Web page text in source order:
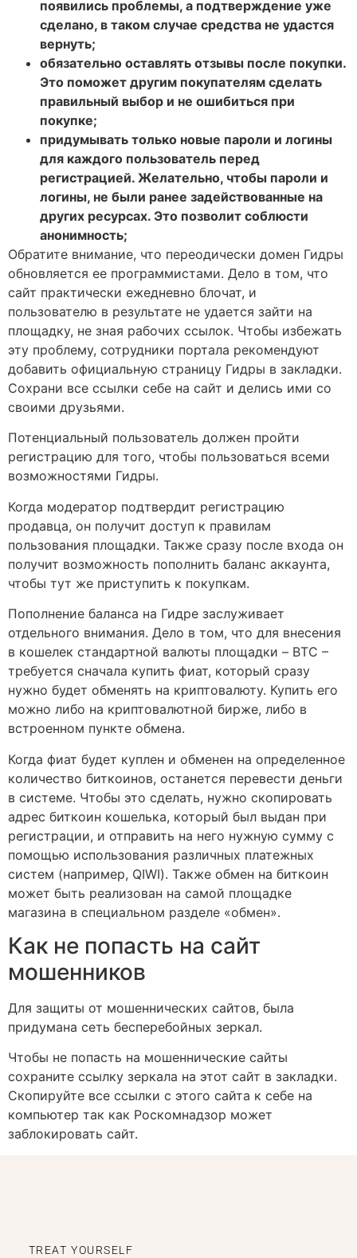
появились проблемы, а подтверждение уже
сделано, в таком случае средства не удастся
вернуть;
обязательно оставлять отзывы после покупки.
Это поможет другим покупателям сделать
правильный выбор и не ошибиться при
покупке;
придумывать только новые пароли и логины
для каждого пользователь перед
регистрацией. Желательно, чтобы пароли и
логины, не были ранее задействованные на
других ресурсах. Это позволит соблюсти
анонимность;
Обратите внимание, что переодически домен Гидры
обновляется ее программистами. Дело в том, что
сайт практически ежедневно блочат, и
пользователю в результате не удается зайти на
площадку, не зная рабочих ссылок. Чтобы избежать
эту проблему, сотрудники портала рекомендуют
добавить официальную страницу Гидры в закладки.
Сохрани все ссылки себе на сайт и делись ими со
своими друзьями.
Потенциальный пользователь должен пройти
регистрацию для того, чтобы пользоваться всеми
возможностями Гидры.
Когда модератор подтвердит регистрацию
продавца, он получит доступ к правилам
пользования площадки. Также сразу после входа он
получит возможность пополнить баланс аккаунта,
чтобы тут же приступить к покупкам.
Пополнение баланса на Гидре заслуживает
отдельного внимания. Дело в том, что для внесения
в кошелек стандартной валюты площадки – BTC –
требуется сначала купить фиат, который сразу
нужно будет обменять на криптовалюту. Купить его
можно либо на криптовалютной бирже, либо в
встроенном пункте обмена.
Когда фиат будет куплен и обменен на определенное
количество биткоинов, останется перевести деньги
в системе. Чтобы это сделать, нужно скопировать
адрес биткоин кошелька, который был выдан при
регистрации, и отправить на него нужную сумму с
помощью использования различных платежных
систем (например, QIWI). Также обмен на биткоин
может быть реализован на самой площадке
магазина в специальном разделе «обмен».
Как не попасть на сайт
мошенников
Для защиты от мошеннических сайтов, была
придумана сеть бесперебойных зеркал.
Чтобы не попасть на мошеннические сайты
сохраните ссылку зеркала на этот сайт в закладки.
Скопируйте все ссылки с этого сайта к себе на
компьютер так как Роскомнадзор может
заблокировать сайт.
TREAT YOURSELF